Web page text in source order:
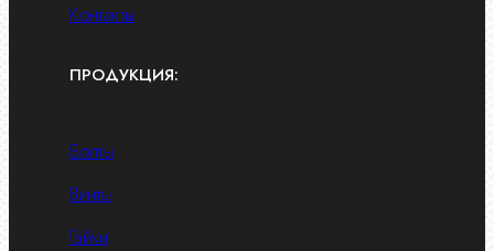
Контакты
ПРОДУКЦИЯ:
Болты
Винты
Гайки